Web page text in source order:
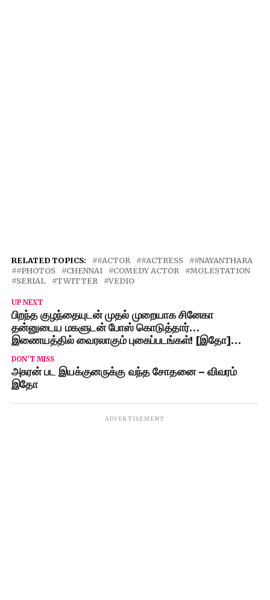
RELATED TOPICS: #ACTOR #ACTRESS
#NAYANTHARA
#PHOTOS
CHENNAI COMEDY ACTOR
MOLESTATION
SERIAL
TWITTER VEDIO
UP NEXT
பிறந்த குழந்தையுடன் முதல் முறையாக சினேகா
தன்னுடைய மகளுடன் போஸ் கொடுத்தார்…
இணையத்தில் வைரலாகும் புகைப்படங்கள்! [இதோ]…
DON'T MISS
அசுரன் பட இயக்குனருக்கு வந்த சோதனை – விவரம்
இதோ
ADVERTISEMENT